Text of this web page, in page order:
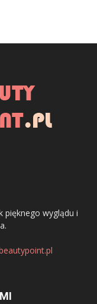
pięknego wyglądu i